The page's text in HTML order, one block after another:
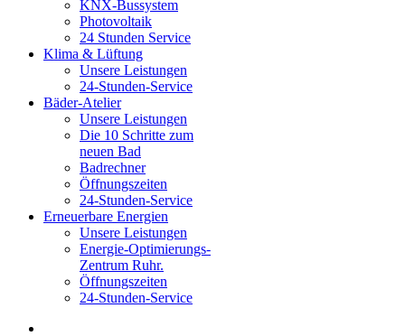
KNX-Bussystem
Photovoltaik
24 Stunden Service
Klima & Lüftung
Unsere Leistungen
24-Stunden-Service
Bäder-Atelier
Unsere Leistungen
Die 10 Schritte zum
neuen Bad
Badrechner
Öffnungszeiten
24-Stunden-Service
Erneuerbare Energien
Unsere Leistungen
Energie-Optimierungs-
Zentrum Ruhr.
Öffnungszeiten
24-Stunden-Service